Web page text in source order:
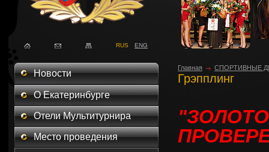
RUS ENG
Новости
О Екатеринбурге
Отели Мультитурнира
Место проведения
Главная СПОРТИВНЫЕ
Грэпплинг